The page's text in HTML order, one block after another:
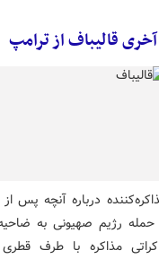
قالیباف از ترامپ
درباره آنچه پس از
رژیم صهیونی به
مذاکره با طرف